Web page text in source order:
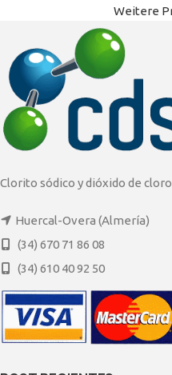
Weitere
Clorito sódico y dióxido de
Huercal-Overa (Almería)
(34) 670 71 86 08
(34) 610 40 92 50